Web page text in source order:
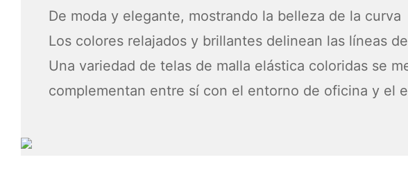
De moda y elegante, mostrando la belleza de la curva
Los colores relajados y brillantes delinean las líneas
Una variedad de telas de malla elástica coloridas se
complementan entre sí con el entorno de oficina y el